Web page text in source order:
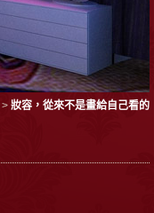
> 妝容，從來不是畫給自己看的